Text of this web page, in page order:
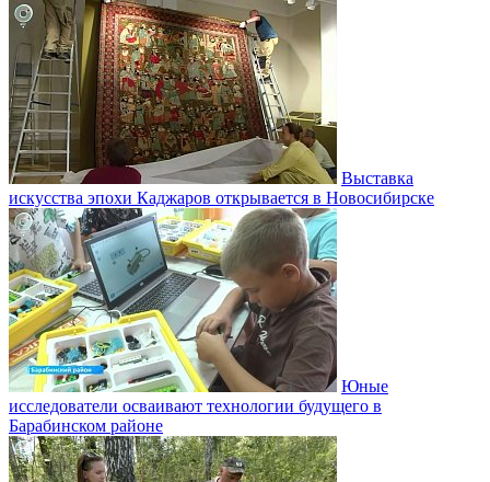
Выставка
искусства эпохи Каджаров открывается в Новосибирске
Юные
исследователи осваивают технологии будущего в
Барабинском районе